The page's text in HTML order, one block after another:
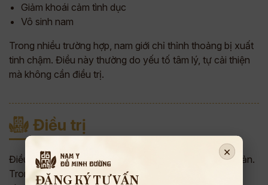
Giảm khoái cảm tình dục
Vô sinh nam
Trong nhiều trường hợp, nam giới chỉ thỉnh thoảng bị xuất
tinh chậm. Điều này thường do yếu tố tâm lý, tự cải thiện
mà không cần điều trị.
Điều trị
Điều trị xuất tinh chậm cần dựa vào nguyên nhân cơ bản.
Trong đó dùng thuốc và thay đổi lối sống là những
×
ĐĂNG KÝ TƯ VẤN